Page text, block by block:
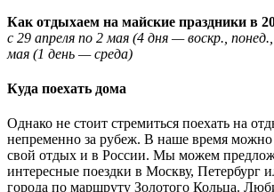
Как отдыхаем на майские праздники в
с 29 апреля по 2 мая (4 дня — воскр.,
мая (1 день — среда)
Куда поехать дома
Однако не стоит стремиться поехать на
непременно за рубеж. В наше время можно
свой отдых и в России. Мы можем
интересные поездки в Москву, Петербург
города по маршруту Золотого Кольца.